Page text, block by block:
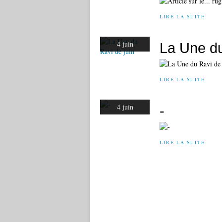
LIRE LA SUITE
4 juin La Une
LIRE LA SUITE
4 juin -
LIRE LA SUITE